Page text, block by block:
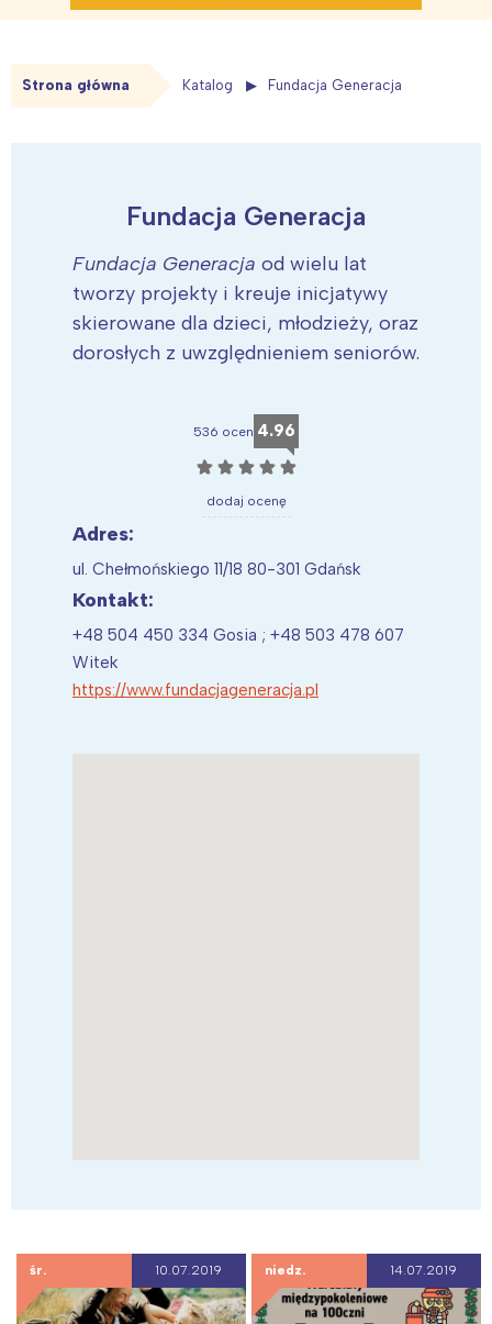
Strona główna Katalog Fundacja Generacja
Fundacja Generacja
Fundacja Generacja od wielu lat
tworzy projekty i kreuje inicjatywy
skierowane dla dzieci, młodzieży, oraz
dorosłych z uwzględnieniem seniorów.
536 ocen 4.96
☆ ☆ ☆ ☆ ☆
dodaj ocenę
Adres:
ul. Chełmońskiego 11/18 80-301 Gdańsk
Kontakt:
+48 504 450 334 Gosia ; +48 503 478 607
Witek
https://www.fundacjageneracja.pl
śr. 10.07.2019 niedz. 14.07.2019